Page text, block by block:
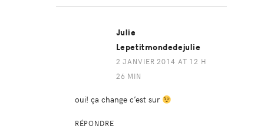
Julie
Lepetitmondedejulie
2 JANVIER 2014 AT 12 H
26 MIN
oui! ça change c’est sur
RÉPONDRE